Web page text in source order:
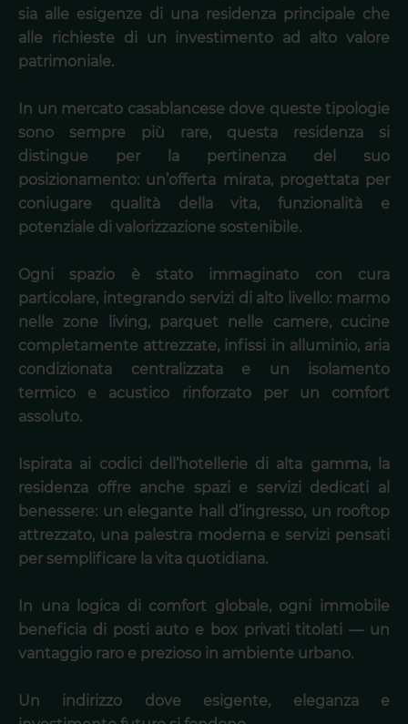
sia alle esigenze di una residenza principale che
alle richieste di un investimento ad alto valore
patrimoniale.
In un mercato casablancese dove queste tipologie
sono sempre più rare, questa residenza si
distingue per la pertinenza del suo
posizionamento: un’offerta mirata, progettata per
coniugare qualità della vita, funzionalità e
potenziale di valorizzazione sostenibile.
Ogni spazio è stato immaginato con cura
particolare, integrando servizi di alto livello: marmo
nelle zone living, parquet nelle camere, cucine
completamente attrezzate, infissi in alluminio, aria
condizionata centralizzata e un isolamento
termico e acustico rinforzato per un comfort
assoluto.
Ispirata ai codici dell’hotellerie di alta gamma, la
residenza offre anche spazi e servizi dedicati al
benessere: un elegante hall d’ingresso, un rooftop
attrezzato, una palestra moderna e servizi pensati
per semplificare la vita quotidiana.
In una logica di comfort globale, ogni immobile
beneficia di posti auto e box privati titolati — un
vantaggio raro e prezioso in ambiente urbano.
Un indirizzo dove esigente, eleganza e